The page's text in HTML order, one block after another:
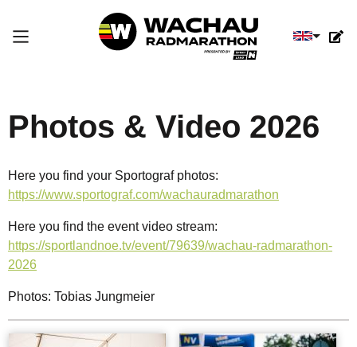
Select
Photos & Video 2026
Here you find your Sportograf photos:
https://www.sportograf.com/wachauradmarathon
Here you find the event video stream:
https://sportlandnoe.tv/event/79639/wachau-radmarathon-
2026
Photos: Tobias Jungmeier